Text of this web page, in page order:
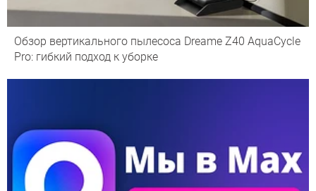
Обзор вертикального пылесоса Dreame Z40 AquaCycle
Pro: гибкий подход к уборке